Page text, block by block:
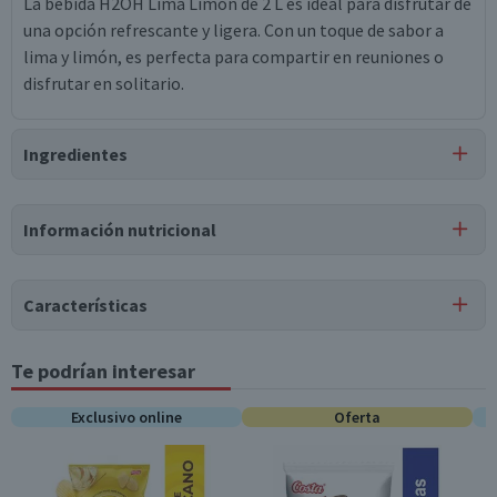
una opción refrescante y ligera. Con un toque de sabor a
lima y limón, es perfecta para compartir en reuniones o
disfrutar en solitario.
Ingredientes
acesulfamo potásico.
Información nutricional
Tabla nutricional
medios
0
Grasas Totales (g) 0 0
Características
Tipo de Producto
Limón
Pack-Unitario
Almacenamiento
Te podrían interesar
Exclusivo online Oferta